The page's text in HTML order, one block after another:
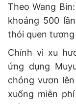
Theo Wang
khoảng 500
thói quen tương
Chính vì xu
ứng dụng
chóng vươn
xuống miễn